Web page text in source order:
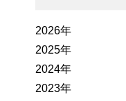
2026年
2025年
2024年
2023年